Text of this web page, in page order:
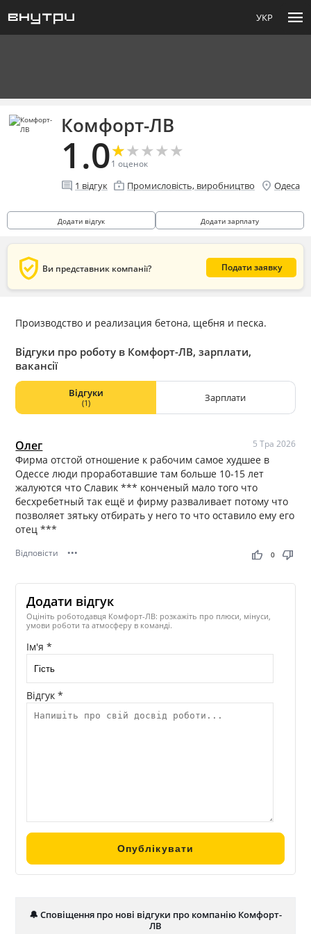
УКР menu
Комфорт-ЛВ
1.0★
★★
★★
★★
★★
★
1 оценок
comment 1 відгук enterprise Промисловість, виробництво location_on Одеса
Додати відгук Додати зарплату
verified_user Ви представник компанії? Подати заявку
Производство и реализация бетона, щебня и песка.
Відгуки про роботу в Комфорт-ЛВ, зарплати,
вакансії
Відгуки
(1) Зарплати
Олег 5 Тра 2026
Фирма отстой отношение к рабочим самое худшее в
Одессе люди проработавшие там больше 10-15 лет
жалуются что Славик *** конченый мало того что
бесхребетный так ещё и фирму разваливает потому что
позволяет зятьку отбирать у него то что оставило ему его
отец ***
Відповісти ••• thumb_up thumb_down
0
Додати відгук
Оцініть роботодавця Комфорт-ЛВ: розкажіть про плюси, мінуси,
умови роботи та атмосферу в команді.
Ім'я *
Відгук *
🔔 Сповіщення про нові відгуки про компанію Комфорт-
ЛВ